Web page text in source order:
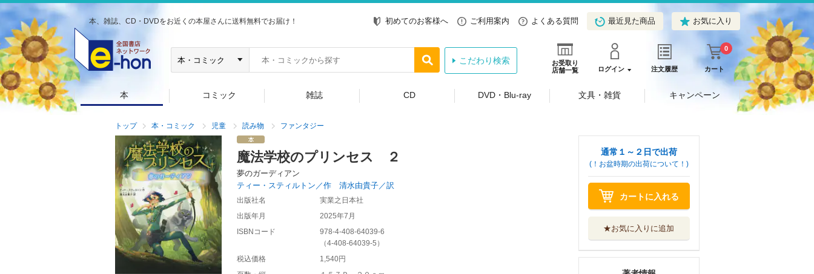
本、雑誌、CD・DVDをお近くの本屋さんに送料無料でお届け！ 初めてのお客様へ ご利用案内 よくある質問 最近見た商品 お気に入り
お受取り
店舗一覧
ログイン 注文履歴 カート
0
こだわり検索
本 コミック 雑誌 CD DVD・Blu-ray 文具・雑貨 キャンペーン
トップ 本・コミック 児童 読み物 ファンタジー
魔法学校のプリンセス ２
夢のガーディアン
ティー・スティルトン／作 清水由貴子／訳
出版社名
実業之日本社
出版年月
2025年7月
ISBNコード
978-4-408-64039-6
（4-408-64039-5 ）
税込価格
1,540円
通常１～２日で出荷
(！お盆時期の出荷について！)
カートに入れる
★お気に入りに追加